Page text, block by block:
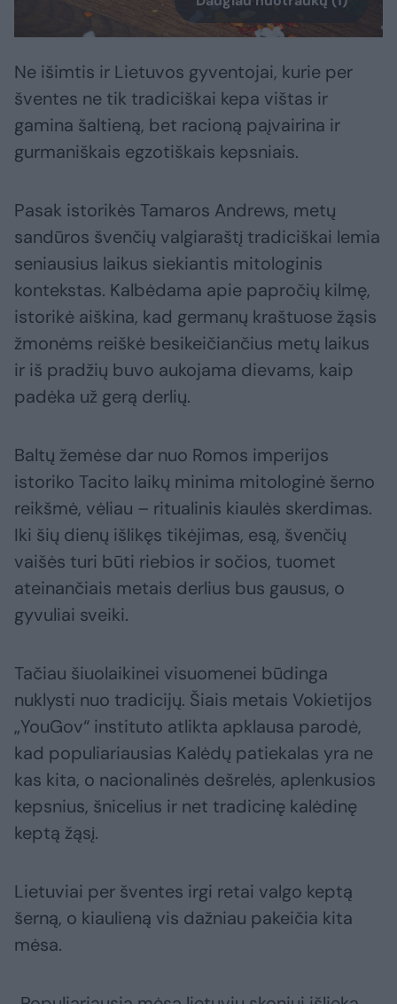
Ne išimtis ir Lietuvos gyventojai, kurie per
šventes ne tik tradiciškai kepa vištas ir
gamina šaltieną, bet racioną paįvairina ir
gurmaniškais egzotiškais kepsniais.
Pasak istorikės Tamaros Andrews, metų
sandūros švenčių valgiaraštį tradiciškai lemia
seniausius laikus siekiantis mitologinis
kontekstas. Kalbėdama apie papročių kilmę,
istorikė aiškina, kad germanų kraštuose žąsis
žmonėms reiškė besikeičiančius metų laikus
ir iš pradžių buvo aukojama dievams, kaip
padėka už gerą derlių.
Baltų žemėse dar nuo Romos imperijos
istoriko Tacito laikų minima mitologinė šerno
reikšmė, vėliau – ritualinis kiaulės skerdimas.
Iki šių dienų išlikęs tikėjimas, esą, švenčių
vaišės turi būti riebios ir sočios, tuomet
ateinančiais metais derlius bus gausus, o
gyvuliai sveiki.
Tačiau šiuolaikinei visuomenei būdinga
nuklysti nuo tradicijų. Šiais metais Vokietijos
„YouGov“ instituto atlikta apklausa parodė,
kad populiariausias Kalėdų patiekalas yra ne
kas kita, o nacionalinės dešrelės, aplenkusios
kepsnius, šnicelius ir net tradicinę kalėdinę
keptą žąsį.
Lietuviai per šventes irgi retai valgo keptą
šerną, o kiaulieną vis dažniau pakeičia kita
mėsa.